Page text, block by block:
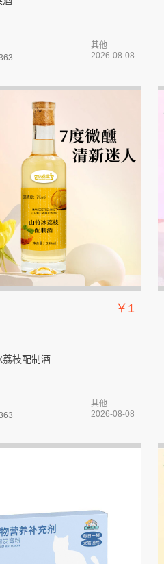
其他
2026-08-08
￥1
荔枝配制酒
其他
2026-08-08